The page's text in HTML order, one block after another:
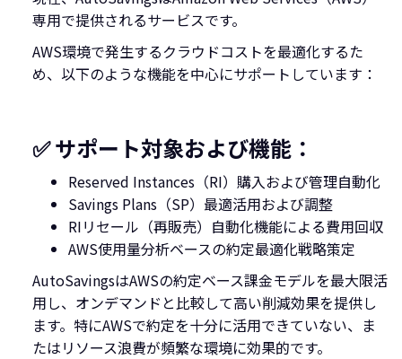
専用で提供されるサービスです。
AWS環境で発生するクラウドコストを最適化するた
め、以下のような機能を中心にサポートしています：
✅ サポート対象および機能：
Reserved Instances（RI）購入および管理自動化
Savings Plans（SP）最適活用および調整
RIリセール（再販売）自動化機能による費用回収
AWS使用量分析ベースの約定最適化戦略策定
AutoSavingsはAWSの約定ベース課金モデルを最大限活
用し、オンデマンドと比較して高い削減効果を提供し
ます。特にAWSで約定を十分に活用できていない、ま
たはリソース浪費が頻繁な環境に効果的です。